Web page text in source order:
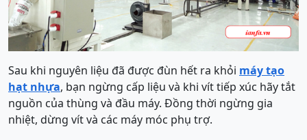
Sau khi nguyên liệu đã được đùn hết ra khỏi máy tạo
hạt nhựa, bạn ngừng cấp liệu và khi vít tiếp xúc hãy tắt
nguồn của thùng và đầu máy. Đồng thời ngừng gia
nhiệt, dừng vít và các máy móc phụ trợ.